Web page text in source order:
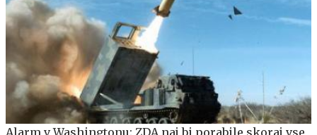
Alarm v Washingtonu: ZDA naj bi porabile skoraj vse